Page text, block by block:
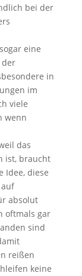
bei der
eine
der
in
im
viele
wenn
das
ist, braucht
Idee, diese
absolut
oftmals gar
sind
reißen
keine